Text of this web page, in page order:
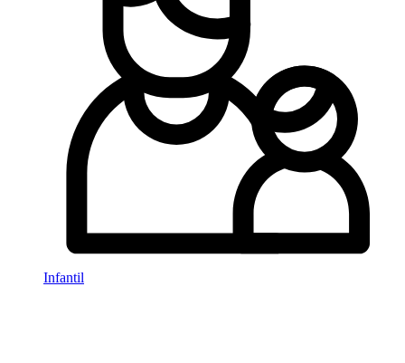
Infantil